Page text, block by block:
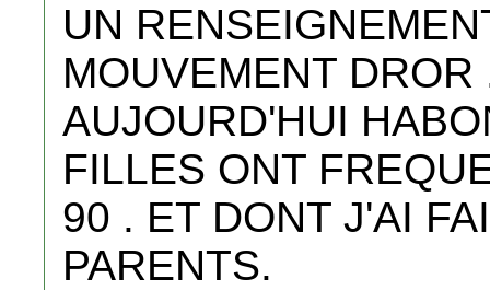
UN
MOUVEMENT
AUJOURD'HUI
FILLES ONT
90 . ET DONT J'AI
PARENTS.